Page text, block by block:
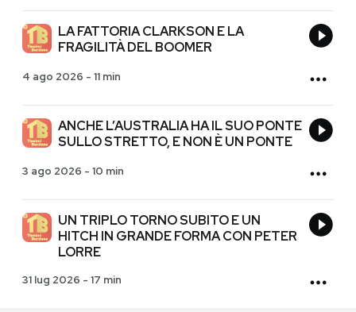
LA FATTORIA CLARKSON E LA
FRAGILITÀ DEL BOOMER
4 ago 2026 - 11 min
ANCHE L’AUSTRALIA HA IL SUO PONTE
SULLO STRETTO, E NON È UN PONTE
3 ago 2026 - 10 min
UN TRIPLO TORNO SUBITO E UN
HITCH IN GRANDE FORMA CON PETER
LORRE
31 lug 2026 - 17 min